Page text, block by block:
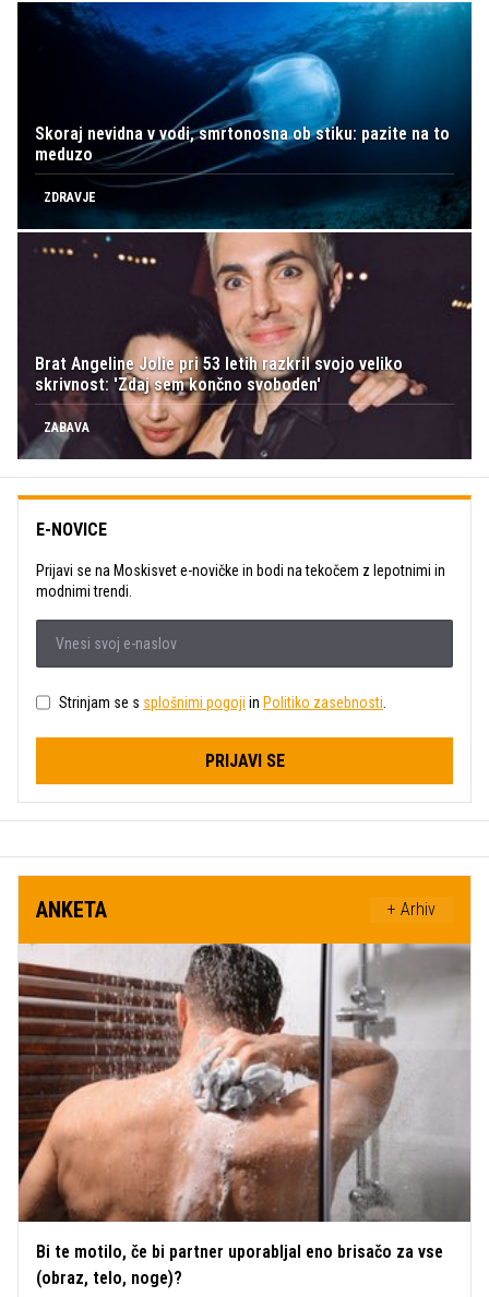
Skoraj nevidna v vodi, smrtonosna ob stiku: pazite na to
meduzo
ZDRAVJE
Brat Angeline Jolie pri 53 letih razkril svojo veliko
skrivnost: 'Zdaj sem končno svoboden'
ZABAVA
E-NOVICE
Prijavi se na Moskisvet e-novičke in bodi na tekočem z lepotnimi in
modnimi trendi.
Strinjam se s splošnimi pogoji in Politiko zasebnosti
PRIJAVI SE
ANKETA + Arhiv
Bi te motilo, če bi partner uporabljal eno brisačo za vse
(obraz, telo, noge)?